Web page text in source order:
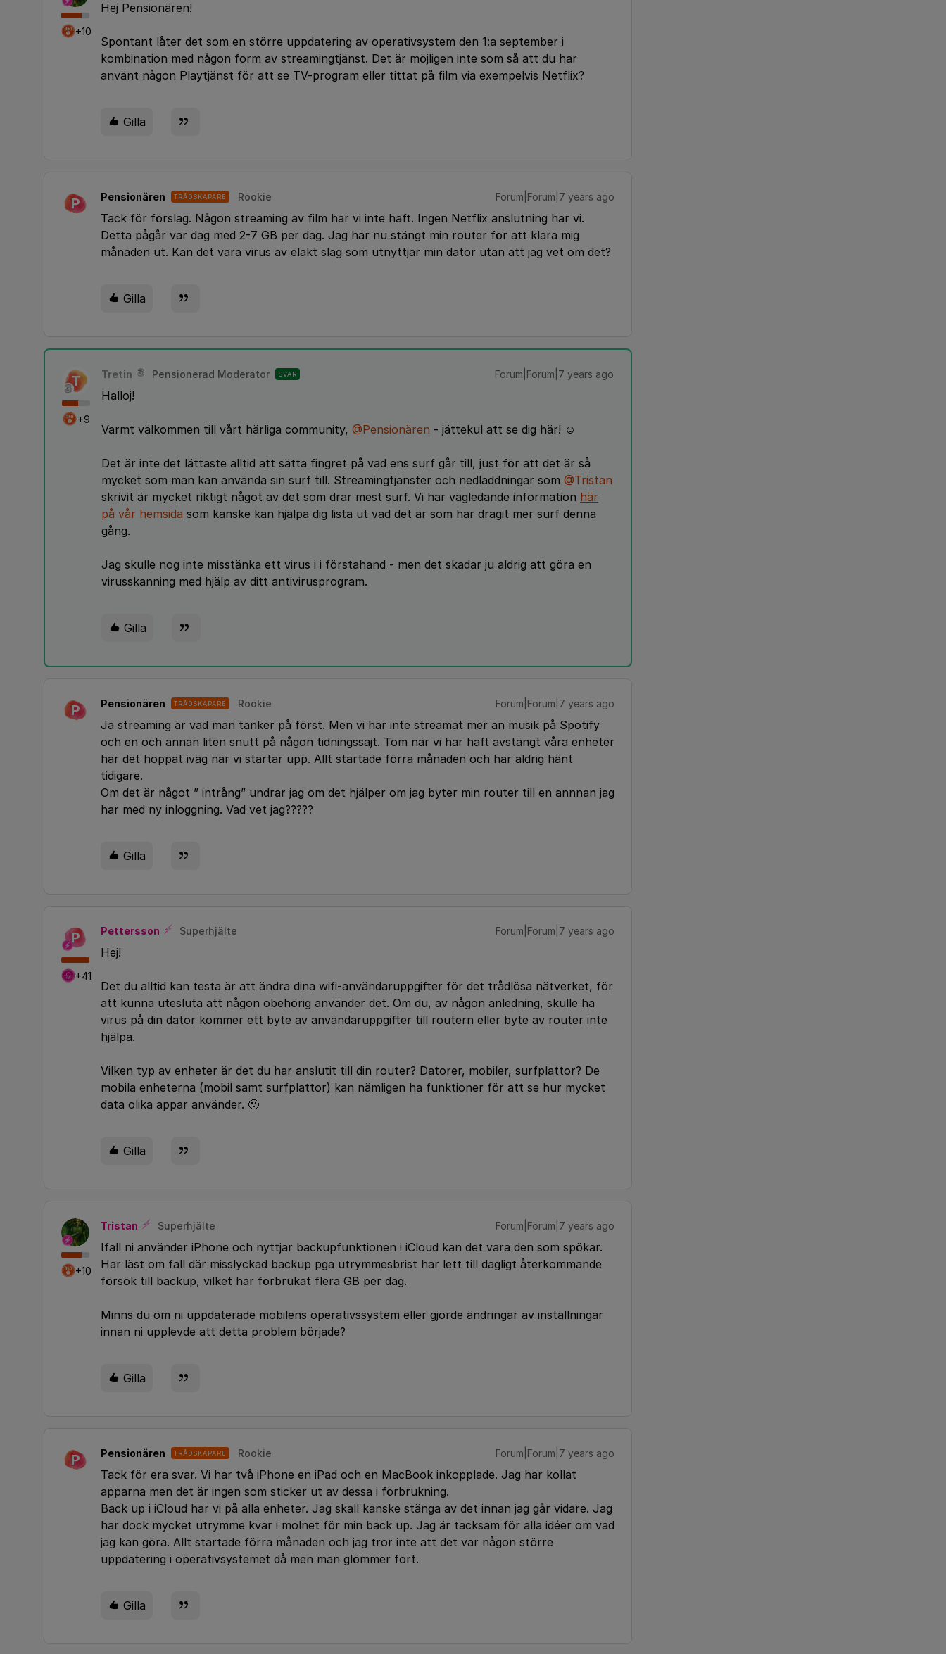
+10
Hej Pensionären!
Spontant låter det som en större uppdatering av operativsystem den 1:a september i
kombination med någon form av streamingtjänst. Det är möjligen inte som så att du har
använt någon Playtjänst för att se TV-program eller tittat på film via exempelvis Netflix?
Gilla
P Pensionären TRÅDSKAPARE Rookie Forum|Forum|7 years ago
Tack för förslag. Någon streaming av film har vi inte haft. Ingen Netflix anslutning har vi.
Detta pågår var dag med 2-7 GB per dag. Jag har nu stängt min router för att klara mig
månaden ut. Kan det vara virus av elakt slag som utnyttjar min dator utan att jag vet om det?
Gilla
T
+9
Tretin Pensionerad Moderator SVAR Forum|Forum|7 years ago
Halloj!
Varmt välkommen till vårt härliga community, @Pensionären - jättekul att se dig här! ☺️
Det är inte det lättaste alltid att sätta fingret på vad ens surf går till, just för att det är så
mycket som man kan använda sin surf till. Streamingtjänster och nedladdningar som @Tristan
skrivit är mycket riktigt något av det som drar mest surf. Vi har vägledande information här
på vår hemsida som kanske kan hjälpa dig lista ut vad det är som har dragit mer surf denna
gång.
Jag skulle nog inte misstänka ett virus i i förstahand - men det skadar ju aldrig att göra en
virusskanning med hjälp av ditt antivirusprogram.
Gilla
P Pensionären TRÅDSKAPARE Rookie Forum|Forum|7 years ago
Ja streaming är vad man tänker på först. Men vi har inte streamat mer än musik på Spotify
och en och annan liten snutt på någon tidningssajt. Tom när vi har haft avstängt våra enheter
har det hoppat iväg när vi startar upp. Allt startade förra månaden och har aldrig hänt
tidigare.
Om det är något ” intrång” undrar jag om det hjälper om jag byter min router till en annnan jag
har med ny inloggning. Vad vet jag?????
Gilla
P
+41
Pettersson Superhjälte Forum|Forum|7 years ago
Hej!
Det du alltid kan testa är att ändra dina wifi-användaruppgifter för det trådlösa nätverket, för
att kunna utesluta att någon obehörig använder det. Om du, av någon anledning, skulle ha
virus på din dator kommer ett byte av användaruppgifter till routern eller byte av router inte
hjälpa.
Vilken typ av enheter är det du har anslutit till din router? Datorer, mobiler, surfplattor? De
mobila enheterna (mobil samt surfplattor) kan nämligen ha funktioner för att se hur mycket
data olika appar använder. 🙂
Gilla
+10
Tristan Superhjälte Forum|Forum|7 years ago
Ifall ni använder iPhone och nyttjar backupfunktionen i iCloud kan det vara den som spökar.
Har läst om fall där misslyckad backup pga utrymmesbrist har lett till dagligt återkommande
försök till backup, vilket har förbrukat flera GB per dag.
Minns du om ni uppdaterade mobilens operativssystem eller gjorde ändringar av inställningar
innan ni upplevde att detta problem började?
Gilla
P Pensionären TRÅDSKAPARE Rookie Forum|Forum|7 years ago
Tack för era svar. Vi har två iPhone en iPad och en MacBook inkopplade. Jag har kollat
apparna men det är ingen som sticker ut av dessa i förbrukning.
Back up i iCloud har vi på alla enheter. Jag skall kanske stänga av det innan jag går vidare. Jag
har dock mycket utrymme kvar i molnet för min back up. Jag är tacksam för alla idéer om vad
jag kan göra. Allt startade förra månaden och jag tror inte att det var någon större
uppdatering i operativsystemet då men man glömmer fort.
Gilla